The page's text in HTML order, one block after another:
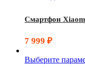
Смартфон
7 999 ₽
Выберите